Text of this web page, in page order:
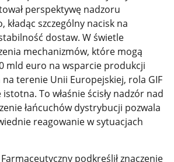
perspektywę nadzoru
kładąc szczególny nacisk na
dostaw. W świetle
mechanizmów, które mogą
mld euro na wsparcie produkcji
terenie Unii Europejskiej, rola GIF
To właśnie ścisły nadzór nad
łańcuchów dystrybucji pozwala
reagowanie w sytuacjach
podkreślił znaczenie